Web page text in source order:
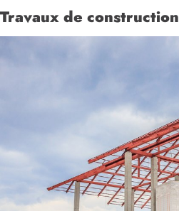
Travaux de construction